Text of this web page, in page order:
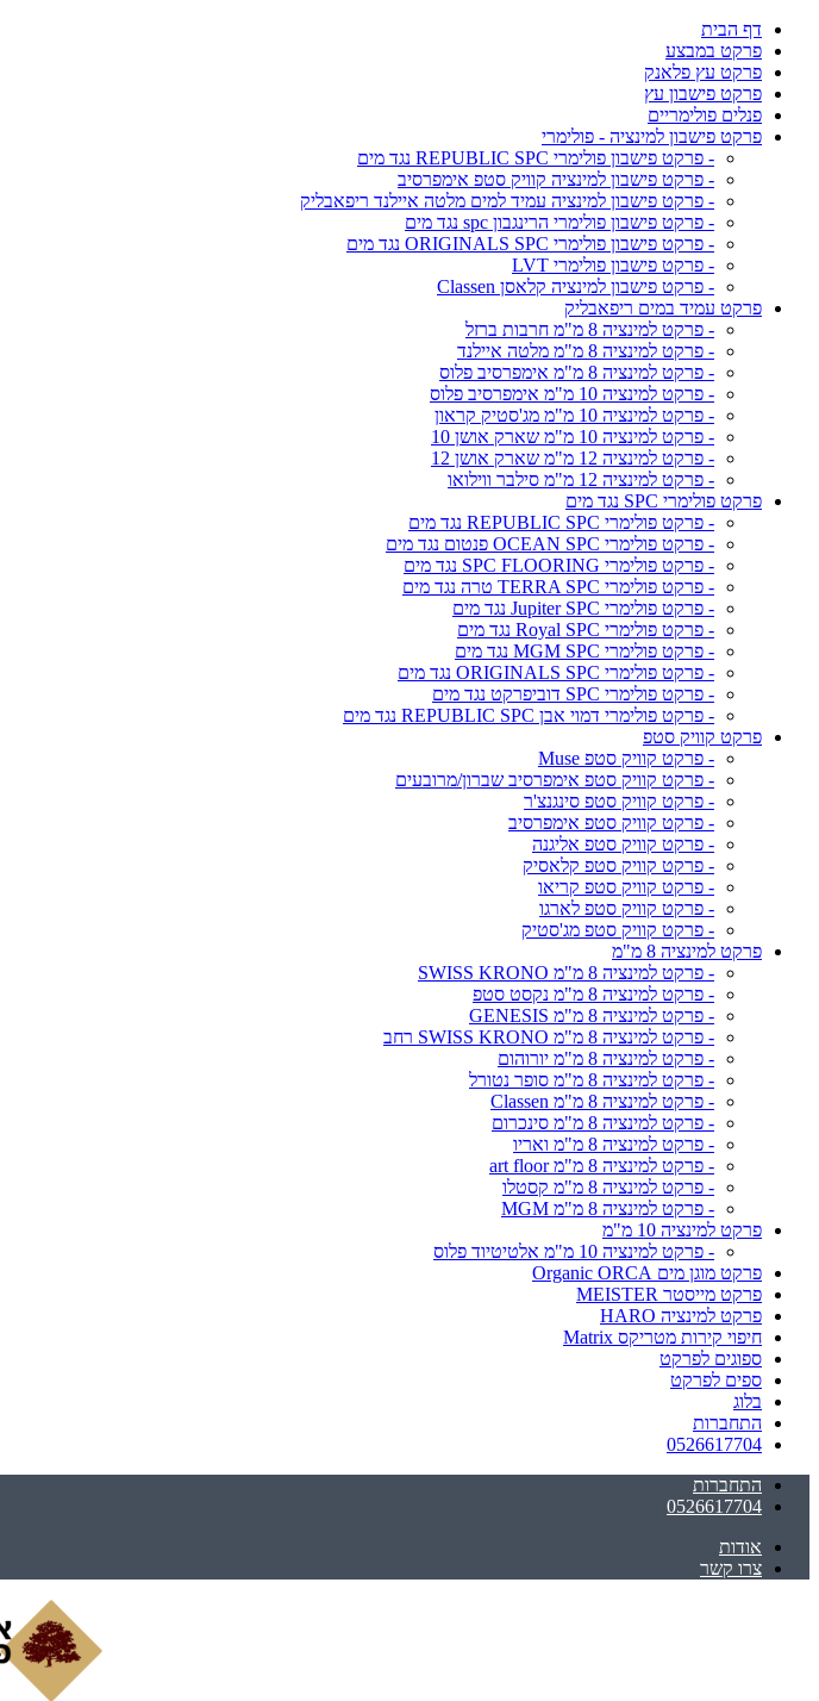
דף הבית
פרקט במבצע
פרקט עץ פלאנק
פרקט פישבון עץ
פנלים פולימריים
פרקט פישבון למינציה - פולימרי
- פרקט פישבון פולימרי REPUBLIC SPC נגד מים
- פרקט פישבון למינציה קוויק סטפ אימפרסיב
- פרקט פישבון למינציה עמיד למים מלטה איילנד ריפאבליק
- פרקט פישבון פולימרי הרינגבון spc נגד מים
- פרקט פישבון פולימרי ORIGINALS SPC נגד מים
- פרקט פישבון פולימרי LVT
- פרקט פישבון למינציה קלאסן Classen
פרקט עמיד במים ריפאבליק
- פרקט למינציה 8 מ"מ חרבות ברזל
- פרקט למינציה 8 מ"מ מלטה איילנד
- פרקט למינציה 8 מ"מ אימפרסיב פלוס
- פרקט למינציה 10 מ"מ אימפרסיב פלוס
- פרקט למינציה 10 מ"מ מג'סטיק קראון
- פרקט למינציה 10 מ"מ שארק אושן 10
- פרקט למינציה 12 מ"מ שארק אושן 12
- פרקט למינציה 12 מ"מ סילבר ווילואו
פרקט פולימרי SPC נגד מים
- פרקט פולימרי REPUBLIC SPC נגד מים
- פרקט פולימרי OCEAN SPC פנטום נגד מים
- פרקט פולימרי SPC FLOORING נגד מים
- פרקט פולימרי TERRA SPC טרה נגד מים
- פרקט פולימרי Jupiter SPC נגד מים
- פרקט פולימרי Royal SPC נגד מים
- פרקט פולימרי MGM SPC נגד מים
- פרקט פולימרי ORIGINALS SPC נגד מים
- פרקט פולימרי SPC דוביפרקט נגד מים
- פרקט פולימרי דמוי אבן REPUBLIC SPC נגד מים
פרקט קוויק סטפ
- פרקט קוויק סטפ Muse
- פרקט קוויק סטפ אימפרסיב שברון/מרובעים
- פרקט קוויק סטפ סינגנצ'ר
- פרקט קוויק סטפ אימפרסיב
- פרקט קוויק סטפ אליגנה
- פרקט קוויק סטפ קלאסיק
- פרקט קוויק סטפ קריאו
- פרקט קוויק סטפ לארגו
- פרקט קוויק סטפ מג'סטיק
פרקט למינציה 8 מ"מ
- פרקט למינציה 8 מ"מ SWISS KRONO
- פרקט למינציה 8 מ"מ נקסט סטפ
- פרקט למינציה 8 מ"מ GENESIS
- פרקט למינציה 8 מ"מ SWISS KRONO רחב
- פרקט למינציה 8 מ"מ יורוהום
- פרקט למינציה 8 מ"מ סופר נטורל
- פרקט למינציה 8 מ"מ Classen
- פרקט למינציה 8 מ"מ סינכרום
- פרקט למינציה 8 מ"מ ואריו
- פרקט למינציה 8 מ"מ art floor
- פרקט למינציה 8 מ"מ קסטלו
- פרקט למינציה 8 מ"מ MGM
פרקט למינציה 10 מ"מ
- פרקט למינציה 10 מ"מ אלטיטיוד פלוס
פרקט מוגן מים Organic ORCA
פרקט מייסטר MEISTER
פרקט למינציה HARO
חיפוי קירות מטריקס Matrix
ספוגים לפרקט
ספים לפרקט
בלוג
התחברות
0526617704
התחברות
0526617704
אודות
צרו קשר